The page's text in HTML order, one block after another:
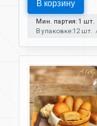
В корзину
Мин. партия: 1 шт.
В упаковке:12 шт.